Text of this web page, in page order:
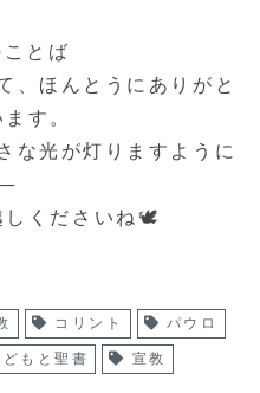
ことば
、ほんとうにありがと
す。
な光が灯りますように
しくださいね🕊️
コリント パウロ
どもと聖書 宣教